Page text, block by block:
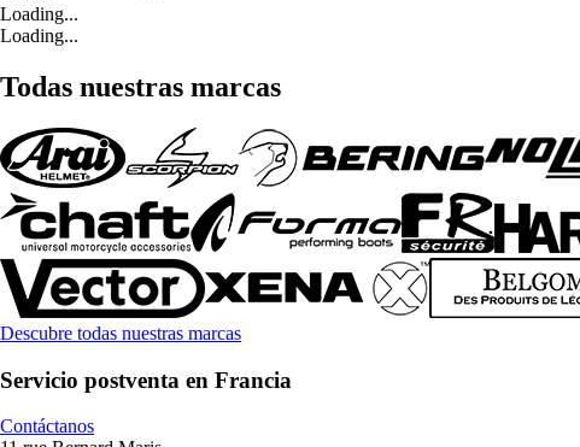
Loading...
Loading...
Todas nuestras marcas
Descubre todas nuestras marcas
Servicio postventa en Francia
Contáctanos